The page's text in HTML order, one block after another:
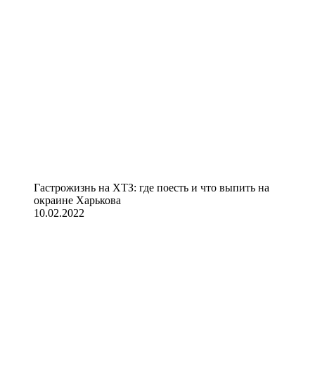
Гастрожизнь на ХТЗ: где поесть и что выпить на
окраине Харькова
10.02.2022